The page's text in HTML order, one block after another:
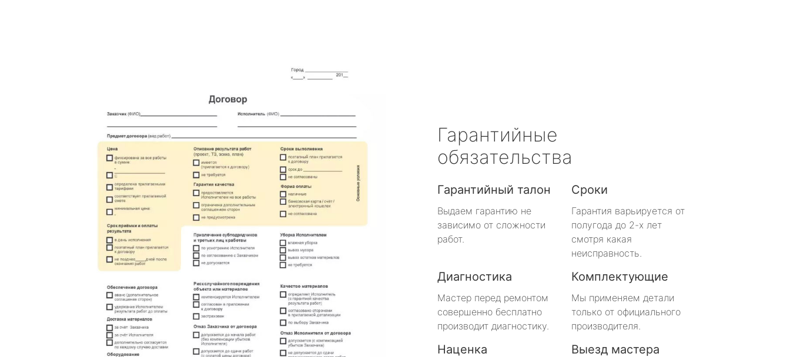
Гарантийные
обязательства
Гарантийный талон
Выдаем гарантию не
зависимо от сложности
работ.
Сроки
Гарантия варьируется от
полугода до 2-х лет
смотря какая
неисправность.
Диагностика
Мастер перед ремонтом
совершенно бесплатно
производит диагностику.
Комплектующие
Мы применяем детали
только от официального
производителя.
Наценка Выезд мастера